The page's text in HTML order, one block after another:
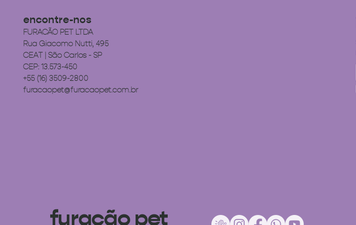
encontre-nos
FURACÃO PET LTDA
Rua Giacomo Nutti, 495
CEAT | São Carlos - SP
CEP: 13.573-450
+55 (16) 3509-2800
furacaopet@furacaopet.com.br
furacão pet